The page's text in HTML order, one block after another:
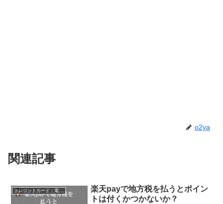
o2ya
関連記事
楽天payで地方税を払うとポイン
トは付くかつかないか？